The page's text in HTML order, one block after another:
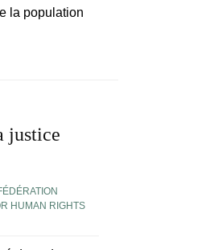
la population
justice
HUMAN RIGHTS